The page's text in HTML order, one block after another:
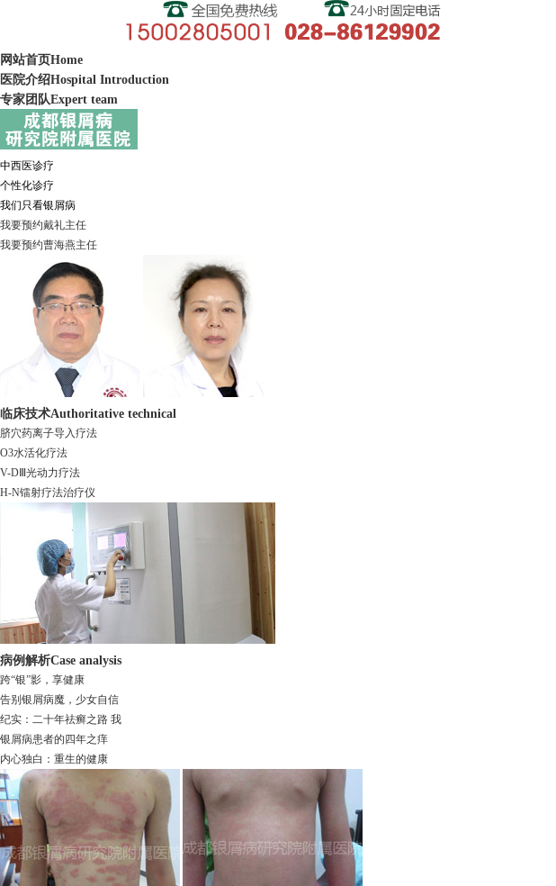
网站首页Home
医院介绍Hospital Introduction
专家团队Expert team
中西医诊疗
个性化诊疗
我们只看银屑病
我要预约戴礼主任
我要预约曹海燕主任
临床技术Authoritative technical
脐穴药离子导入疗法
O3水活化疗法
V-DⅢ光动力疗法
H-N镭射疗法治疗仪
病例解析Case analysis
跨“银”影，享健康
告别银屑病魔，少女自信
纪实：二十年祛癣之路 我
银屑病患者的四年之痒
内心独白：重生的健康